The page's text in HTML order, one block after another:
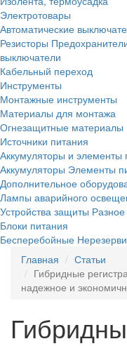
Электротовары
Автоматические
Резисторы
выключатели
Кабельный переход
Инструменты
Монтажные инструменты
Материалы для монтажа
Огнезащитные материалы
Источники питания
Аккумуляторы и элементы
Аккумуляторы Элементы
Дополнительное
Лампы аварийного
Устройства защиты Разное
Блоки питания
Бесперебойные
Главная
Статьи
Гибридные
надежное и